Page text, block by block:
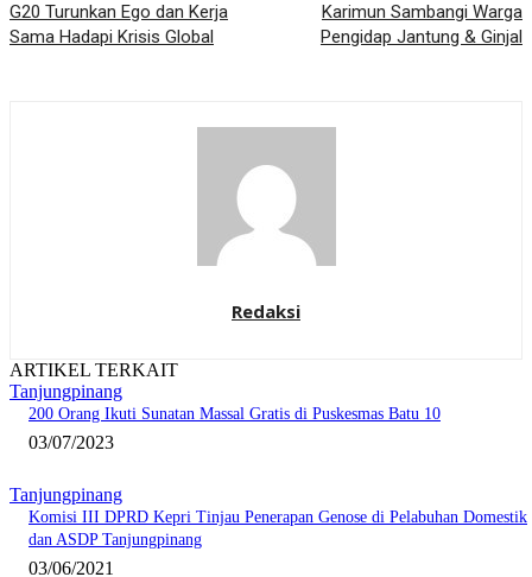
G20 Turunkan Ego dan Kerja
Sama Hadapi Krisis Global
Karimun Sambangi Warga
Pengidap Jantung & Ginjal
Redaksi
ARTIKEL TERKAIT
Tanjungpinang
200 Orang Ikuti Sunatan Massal Gratis di Puskesmas Batu 10
03/07/2023
Tanjungpinang
Komisi III DPRD Kepri Tinjau Penerapan Genose di Pelabuhan Domestik
dan ASDP Tanjungpinang
03/06/2021